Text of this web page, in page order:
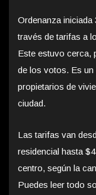
Ordenanza
través de tarifas a
Este estuvo cerca,
de los votos. Es
propietarios de
ciudad.
Las tarifas van
residencial hasta
centro, según la
Puedes leer todo